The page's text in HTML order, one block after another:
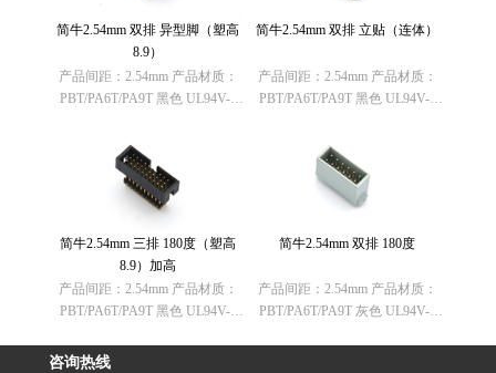
简牛2.54mm 双排 异型脚（塑高
8.9）
产品间距：2.54mm 产品材质：
PBT/PA6T/PA9T 黑色 UL94V-0
（2011/65/EU）要求 欧盟
REACH法规： 不含有REACH
SVHC(1907……
简牛2.54mm 双排 立贴（连体）
产品间距：2.54mm 产品材质：
PBT/PA6T/PA9T 黑色 UL94V-0
（2011/65/EU）要求 欧盟
REACH法规： 不含有REACH
SVHC(1907……
简牛2.54mm 三排 180度（塑高
8.9）加高
产品间距：2.54mm 产品材质：
PBT/PA6T/PA9T 黑色 UL94V-0
（2011/65/EU）要求 欧盟
简牛2.54mm 双排 180度
产品间距：2.54mm 产品材质：
PBT/PA6T/PA9T 灰色 UL94V-0
咨询热线